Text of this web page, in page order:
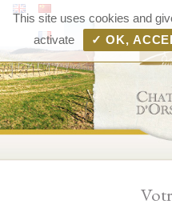
This site uses cookies and
activate
✓ OK,